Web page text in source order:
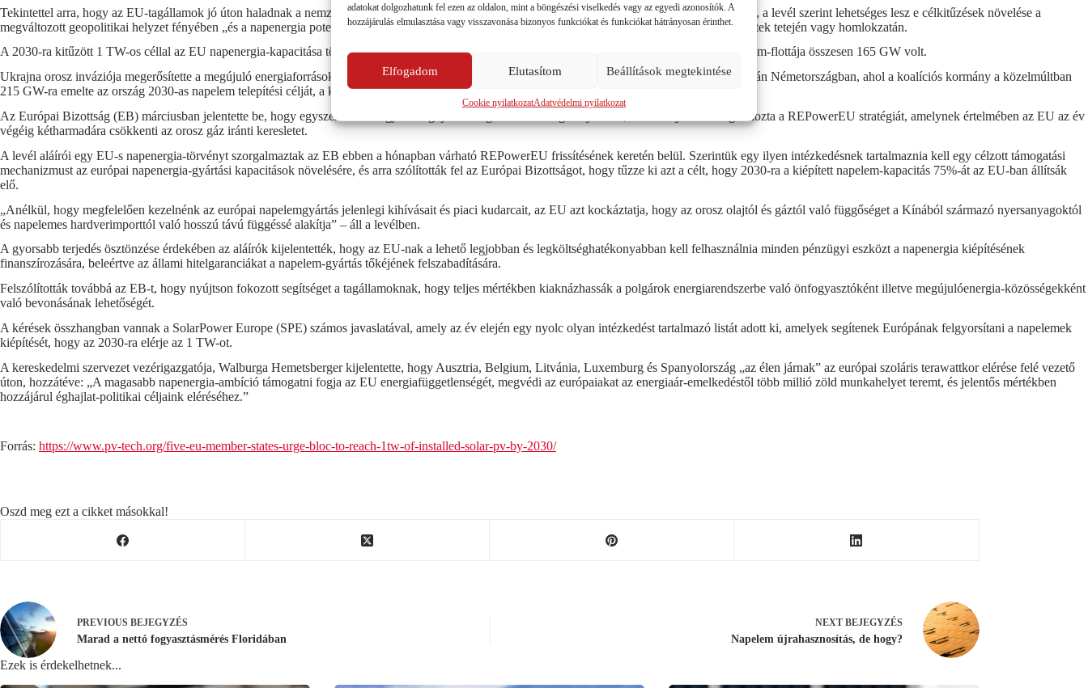
adatokat dolgozhatunk fel ezen az oldalon, mint a böngészési viselkedés vagy az egyedi azonosítók. A
hozzájárulás elmulasztása vagy visszavonása bizonyos funkciókat és funkciókat hátrányosan érinthet.
Elfogadom Elutasítom Beállítások megtekintése
Cookie nyilatkozatAdatvédelmi nyilatkozat
Tekintettel arra, hogy az EU-tagállamok jó úton haladnak a nemzeti energia- és éghajlati terveikben szereplő napenergia-kiépítési célok túllépése felé, a levél szerint lehetséges lesz e célkitűzések növelése a
megváltozott geopolitikai helyzet fényében „és a napenergia potenciáljának felszabadítása érdekében, mint jelentős megújuló energiaforrás” az épületek tetején vagy homlokzatán.
A 2030-ra kitűzött 1 TW-os céllal az EU napenergia-kapacitása több mint hatszorosára nőne 2021-hez képest, amikor a szervezet országainak napelem-flottája összesen 165 GW volt.
Ukrajna orosz inváziója megerősítette a megújuló energiaforrások elterjedésének felgyorsítására irányuló erőfeszítéseket Európa-szerte, leginkább talán Németországban, ahol a koalíciós kormány a közelmúltban
215 GW-ra emelte az ország 2030-as napelem telepítési célját, a korábbi 200 GW-ról.
Az Európai Bizottság (EB) márciusban jelentette be, hogy egyszerűsíteni fogja a megújuló energiaforrások engedélyezését, amikor nyilvánosságra hozta a REPowerEU stratégiát, amelynek értelmében az EU az év
végéig kétharmadára csökkenti az orosz gáz iránti keresletet.
A levél aláírói egy EU-s napenergia-törvényt szorgalmaztak az EB ebben a hónapban várható REPowerEU frissítésének keretén belül. Szerintük egy ilyen intézkedésnek tartalmaznia kell egy célzott támogatási
mechanizmust az európai napenergia-gyártási kapacitások növelésére, és arra szólították fel az Európai Bizottságot, hogy tűzze ki azt a célt, hogy 2030-ra a kiépített napelem-kapacitás 75%-át az EU-ban állítsák
elő.
„Anélkül, hogy megfelelően kezelnénk az európai napelemgyártás jelenlegi kihívásait és piaci kudarcait, az EU azt kockáztatja, hogy az orosz olajtól és gáztól való függőséget a Kínából származó nyersanyagoktól
és napelemes hardverimporttól való hosszú távú függéssé alakítja” – áll a levélben.
A gyorsabb terjedés ösztönzése érdekében az aláírók kijelentették, hogy az EU-nak a lehető legjobban és legköltséghatékonyabban kell felhasználnia minden pénzügyi eszközt a napenergia kiépítésének
finanszírozására, beleértve az állami hitelgaranciákat a napelem-gyártás tőkéjének felszabadítására.
Felszólították továbbá az EB-t, hogy nyújtson fokozott segítséget a tagállamoknak, hogy teljes mértékben kiaknázhassák a polgárok energiarendszerbe való önfogyasztóként illetve megújulóenergia-közösségekként
való bevonásának lehetőségét.
A kérések összhangban vannak a SolarPower Europe (SPE) számos javaslatával, amely az év elején egy nyolc olyan intézkedést tartalmazó listát adott ki, amelyek segítenek Európának felgyorsítani a napelemek
kiépítését, hogy az 2030-ra elérje az 1 TW-ot.
A kereskedelmi szervezet vezérigazgatója, Walburga Hemetsberger kijelentette, hogy Ausztria, Belgium, Litvánia, Luxemburg és Spanyolország „az élen járnak” az európai szoláris terawattkor elérése felé vezető
úton, hozzátéve: „A magasabb napenergia-ambíció támogatni fogja az EU energiafüggetlenségét, megvédi az európaiakat az energiaár-emelkedéstől több millió zöld munkahelyet teremt, és jelentős mértékben
hozzájárul éghajlat-politikai céljaink eléréséhez.”
Forrás: https://www.pv-tech.org/five-eu-member-states-urge-bloc-to-reach-1tw-of-installed-solar-pv-by-2030/
Oszd meg ezt a cikket másokkal!
PREVIOUS BEJEGYZÉS
Marad a nettó fogyasztásmérés Floridában
NEXT BEJEGYZÉS
Napelem újrahasznosítás, de hogy?
Ezek is érdekelhetnek...